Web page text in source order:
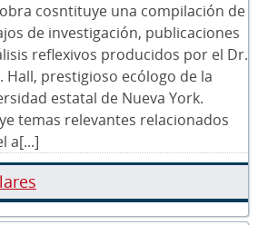
cosntituye una compilación de
de investigación, publicaciones
reflexivos producidos por el Dr.
Hall, prestigioso ecólogo de la
estatal de Nueva York.
temas relevantes relacionados
a[...]